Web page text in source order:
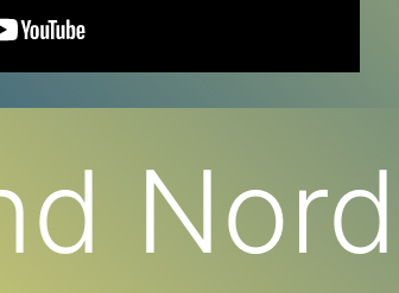
Nord